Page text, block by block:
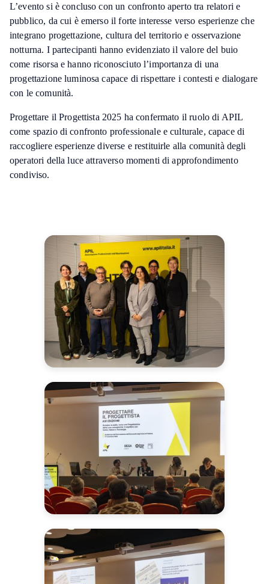
L’evento si è concluso con un confronto aperto tra relatori e
pubblico, da cui è emerso il forte interesse verso esperienze che
integrano progettazione, cultura del territorio e osservazione
notturna. I partecipanti hanno evidenziato il valore del buio
come risorsa e hanno riconosciuto l’importanza di una
progettazione luminosa capace di rispettare i contesti e dialogare
con le comunità.
Progettare il Progettista 2025 ha confermato il ruolo di APIL
come spazio di confronto professionale e culturale, capace di
raccogliere esperienze diverse e restituirle alla comunità degli
operatori della luce attraverso momenti di approfondimento
condiviso.